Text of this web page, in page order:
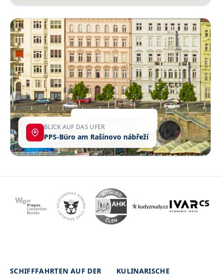
BLICK AUF DAS UFER
PPS-Büro am Rašínovo nábřeží
SCHIFFFAHRTEN AUF DER
KULINARISCHE